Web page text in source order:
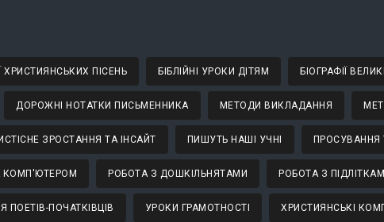
ХРИСТИЯНСЬКИХ ПІСЕНЬ БІБЛІЙНІ УРОКИ ДІТЯМ БІОГРАФІЇ
ДОРОЖНІ НОТАТКИ ПИСЬМЕННИКА МЕТОДИ ВИКЛАДАННЯ
ЗРОСТАННЯ ТА ІНСАЙТ ПИШУТЬ НАШІ УЧНІ ПРОСУВАННЯ
КОМП'ЮТЕРОМ РОБОТА З ДОШКІЛЬНЯТАМИ РОБОТА З
ПОЕТІВ-ПОЧАТКІВЦІВ УРОКИ ГРАМОТНОСТІ ХРИСТИЯНСЬКІ